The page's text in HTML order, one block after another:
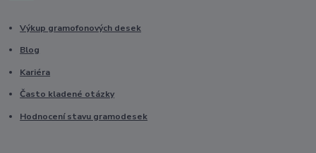
Výkup gramofonových desek
Blog
Kariéra
Často kladené otázky
Hodnocení stavu gramodesek